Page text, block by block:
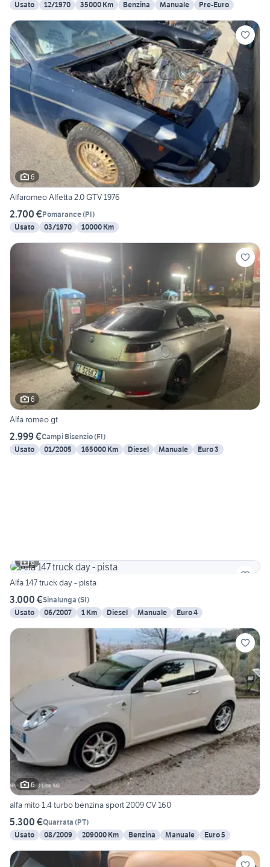
Usato 12/1970 35000 Km Benzina Manuale Pre-Euro
6
Alfaromeo Alfetta 2.0 GTV 1976
2.700 €Pomarance(PI)
Usato
03/1970 10000 Km
6
Alfa romeo gt
2.999 €Campi Bisenzio(FI)
Usato
01/2005 165000 Km Diesel Manuale Euro 3
6
Alfa 147 truck day - pista
3.000 €Sinalunga (SI)
Usato
06/2007 1 Km Diesel Manuale Euro 4
6
alfa mito 1.4 turbo benzina sport 2009 CV 160
5.300 €Quarrata (PT)
Usato
08/2009 209000 Km Benzina Manuale Euro 5